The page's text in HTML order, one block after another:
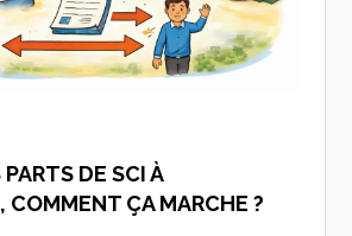
DE SCI À
COMMENT ÇA MARCHE ?